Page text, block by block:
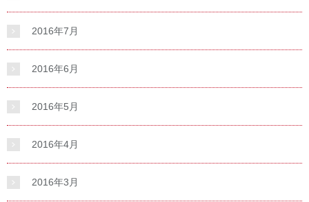
2016年7月
2016年6月
2016年5月
2016年4月
2016年3月